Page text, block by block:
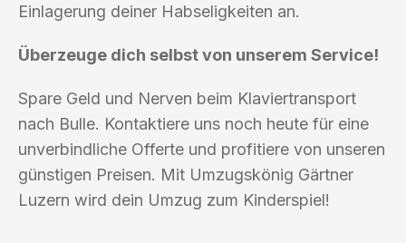
Einlagerung deiner Habseligkeiten an.
Überzeuge dich selbst von unserem Service!
Spare Geld und Nerven beim Klaviertransport
nach Bulle. Kontaktiere uns noch heute für eine
unverbindliche Offerte und profitiere von unseren
günstigen Preisen. Mit Umzugskönig Gärtner
Luzern wird dein Umzug zum Kinderspiel!